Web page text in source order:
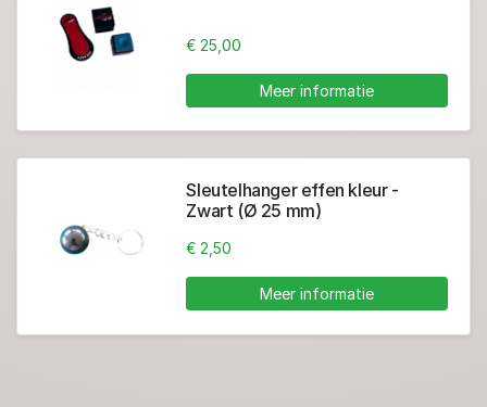
€ 25,00
Meer informatie
Sleutelhanger effen kleur -
Zwart (Ø 25 mm)
€ 2,50
Meer informatie